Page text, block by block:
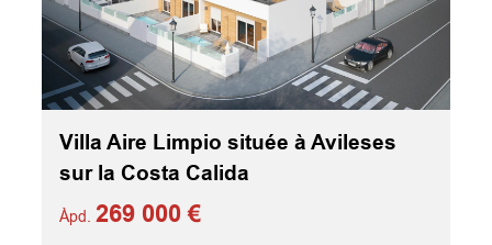
Villa Aire Limpio située à Avileses
sur la Costa Calida
Àpd.269 000 €